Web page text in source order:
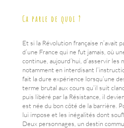
Ca parle de quoi ?
Et si la Révolution française n’avait
d’une France qui ne fut jamais, où
continue, aujourd’hui, d’asservir les
notamment en interdisant
fait la dure expérience lorsqu’une
terme brutal aux cours qu’il suit
puis libéré par la Résistance, il
est née du bon côté de la barrière.
lui impose et les inégalités dont
Deux personnages, un destin